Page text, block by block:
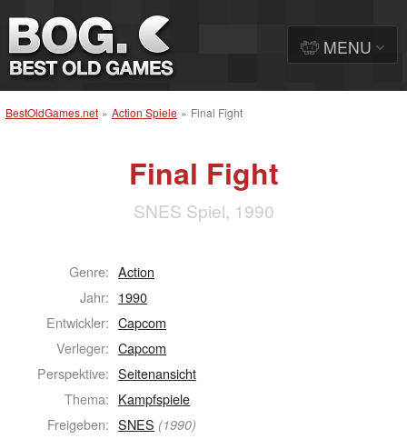
BestOldGames.net » Action Spiele » Final Fight
Final Fight
SNES Spiel, 1990
Genre: Action
Jahr: 1990
Entwickler: Capcom
Verleger: Capcom
Perspektive: Seitenansicht
Thema: Kampfspiele
Freigeben: SNES (1990)
MENU